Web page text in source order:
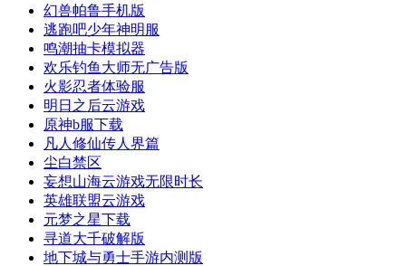
幻兽帕鲁手机版
逃跑吧少年神明服
鸣潮抽卡模拟器
欢乐钓鱼大师无广告版
火影忍者体验服
明日之后云游戏
原神b服下载
凡人修仙传人界篇
尘白禁区
妄想山海云游戏无限时长
英雄联盟云游戏
元梦之星下载
寻道大千破解版
地下城与勇士手游内测版